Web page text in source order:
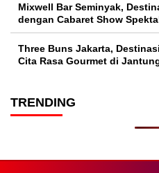
Mixwell Bar Seminyak,
dengan Cabaret Show
Three Buns Jakarta,
Cita Rasa Gourmet di
TRENDING